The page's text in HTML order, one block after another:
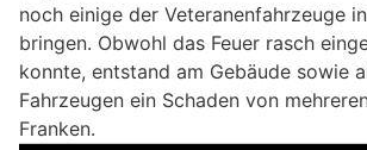
noch einige der Veteranenfahrzeuge
bringen. Obwohl das Feuer rasch
konnte, entstand am Gebäude sowie
Fahrzeugen ein Schaden von
Franken.